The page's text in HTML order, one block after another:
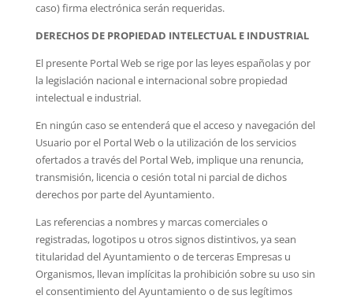
caso) firma electrónica serán requeridas.
DERECHOS DE PROPIEDAD INTELECTUAL E INDUSTRIAL
El presente Portal Web se rige por las leyes españolas y por
la legislación nacional e internacional sobre propiedad
intelectual e industrial.
En ningún caso se entenderá que el acceso y navegación del
Usuario por el Portal Web o la utilización de los servicios
ofertados a través del Portal Web, implique una renuncia,
transmisión, licencia o cesión total ni parcial de dichos
derechos por parte del Ayuntamiento.
Las referencias a nombres y marcas comerciales o
registradas, logotipos u otros signos distintivos, ya sean
titularidad del Ayuntamiento o de terceras Empresas u
Organismos, llevan implícitas la prohibición sobre su uso sin
el consentimiento del Ayuntamiento o de sus legítimos